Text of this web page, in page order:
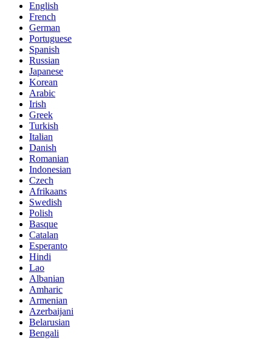
English
French
German
Portuguese
Spanish
Russian
Japanese
Korean
Arabic
Irish
Greek
Turkish
Italian
Danish
Romanian
Indonesian
Czech
Afrikaans
Swedish
Polish
Basque
Catalan
Esperanto
Hindi
Lao
Albanian
Amharic
Armenian
Azerbaijani
Belarusian
Bengali